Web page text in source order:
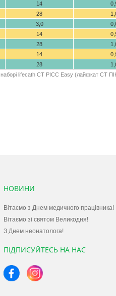
14
28
3,0
14
28
14
28
lifecath CT PICC Easy (лайфкат СТ
НОВИНИ
Вітаємо з Днем медичного працівника!
Вітаємо зі святом Великодня!
З Днем неонатолога!
ПІДПИСУЙТЕСЬ НА НАС